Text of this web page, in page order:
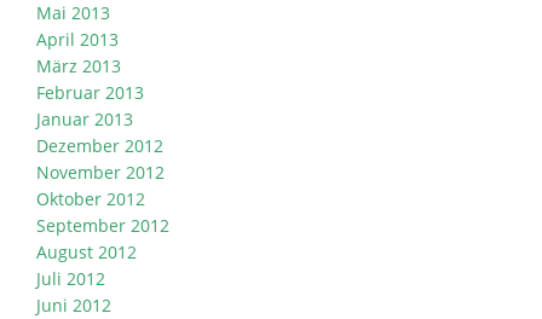
Mai 2013
April 2013
März 2013
Februar 2013
Januar 2013
Dezember 2012
November 2012
Oktober 2012
September 2012
August 2012
Juli 2012
Juni 2012